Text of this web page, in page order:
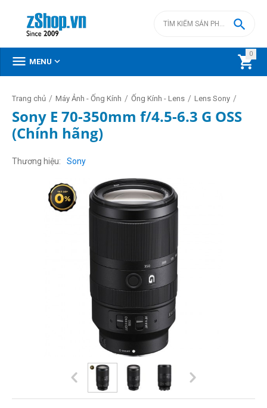
0


 MENU 
Trang chủ / Máy Ảnh - Ống Kính / Ống Kính - Lens / Lens Sony /
Sony E 70-350mm f/4.5-6.3 G OSS
(Chính hãng)
Thương hiệu Sony